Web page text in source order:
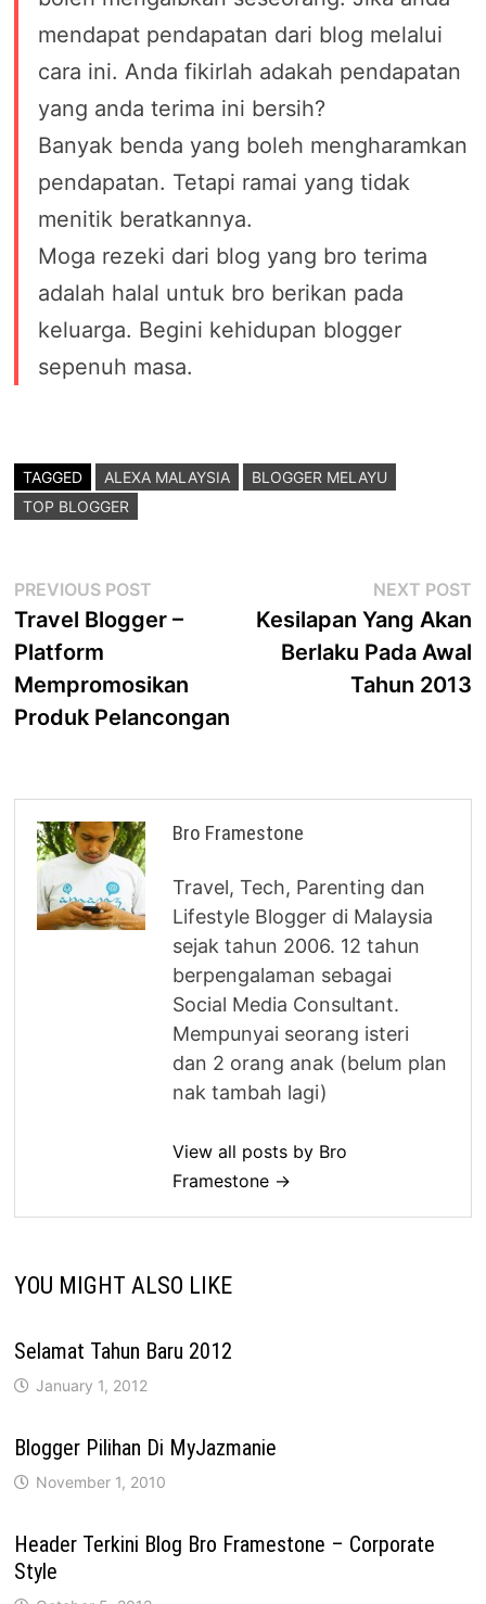
mendapat pendapatan dari blog melalui
cara ini. Anda fikirlah adakah pendapatan
yang anda terima ini bersih?
Banyak benda yang boleh mengharamkan
pendapatan. Tetapi ramai yang tidak
menitik beratkannya.
Moga rezeki dari blog yang bro terima
adalah halal untuk bro berikan pada
keluarga. Begini kehidupan blogger
sepenuh masa.
TAGGED ALEXA MALAYSIA
BLOGGER MELAYU
TOP BLOGGER
Post
navigation
PREVIOUS POST
post:
Travel Blogger –
Platform
Mempromosikan
Produk Pelancongan
NEXT POST
Kesilapan Yang Akan
Berlaku Pada Awal
Tahun 2013
Bro Framestone
Travel, Tech, Parenting dan
Lifestyle Blogger di Malaysia
sejak tahun 2006. 12 tahun
berpengalaman sebagai
Social Media Consultant.
Mempunyai seorang isteri
dan 2 orang anak (belum plan
nak tambah lagi)
View all posts by Bro
Framestone →
YOU MIGHT ALSO LIKE
Selamat Tahun Baru 2012
January 1, 2012
Blogger Pilihan Di MyJazmanie
November 1, 2010
Header Terkini Blog Bro Framestone – Corporate
Style